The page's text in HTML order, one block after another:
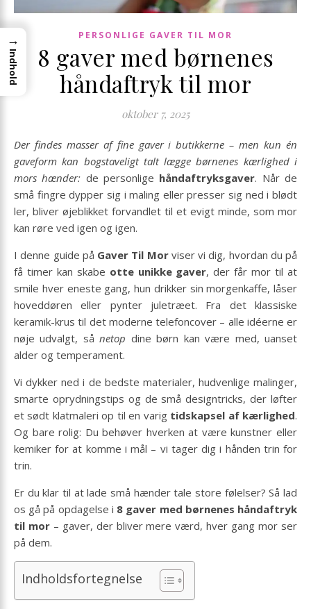
PERSONLIGE GAVER TIL MOR
8 gaver med børnenes
håndaftryk til mor
oktober 7, 2025
Der findes masser af fine gaver i butikkerne – men kun én
gaveform kan bogstaveligt talt lægge børnenes kærlighed i
mors hænder: de personlige håndaftryksgaver. Når de
små fingre dypper sig i maling eller presser sig ned i blødt
ler, bliver øjeblikket forvandlet til et evigt minde, som mor
kan røre ved igen og igen.
I denne guide på Gaver Til Morviser vi dig, hvordan du på
få timer kan skabe otte unikke gaver, der får mor til at
smile hver eneste gang, hun drikker sin morgenkaffe, låser
hoveddøren eller pynter juletræet. Fra det klassiske
keramik-krus til det moderne telefoncover – alle idéerne er
nøje udvalgt, sånetop dine børn kan være med, uanset
alder og temperament.
Vi dykker ned i de bedste materialer, hudvenlige malinger,
smarte oprydningstips og de små designtricks, der løfter
et sødt klatmaleri op til en varig tidskapsel af kærlighed.
Og bare rolig: Du behøver hverken at være kunstner eller
kemiker for at komme i mål – vi tager dig i hånden trin for
trin.
Er du klar til at lade små hænder tale store følelser? Så lad
os gå på opdagelse i 8 gaver med børnenes håndaftryk
til mor– gaver, der bliver mere værd, hver gang mor ser
på dem.
Indholdsfortegnelse
→
Indhold